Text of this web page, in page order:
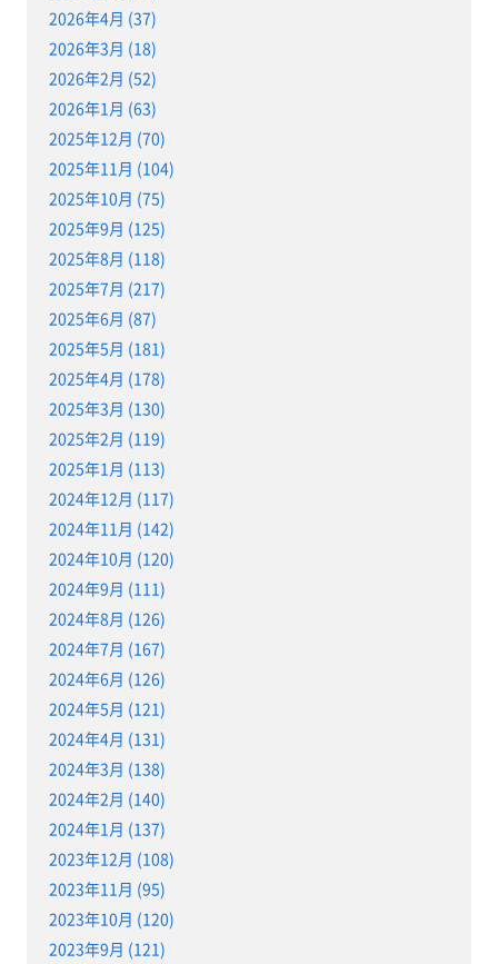
2026年4月 (37)
2026年3月 (18)
2026年2月 (52)
2026年1月 (63)
2025年12月 (70)
2025年11月 (104)
2025年10月 (75)
2025年9月 (125)
2025年8月 (118)
2025年7月 (217)
2025年6月 (87)
2025年5月 (181)
2025年4月 (178)
2025年3月 (130)
2025年2月 (119)
2025年1月 (113)
2024年12月 (117)
2024年11月 (142)
2024年10月 (120)
2024年9月 (111)
2024年8月 (126)
2024年7月 (167)
2024年6月 (126)
2024年5月 (121)
2024年4月 (131)
2024年3月 (138)
2024年2月 (140)
2024年1月 (137)
2023年12月 (108)
2023年11月 (95)
2023年10月 (120)
2023年9月 (121)